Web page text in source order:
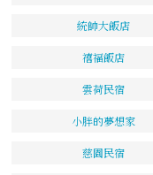
統帥大飯店
禧福飯店
雲荷民宿
小胖的夢想家
慈園民宿